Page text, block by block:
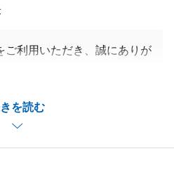
を読む
ご利用いただき、誠にありが
す。
ございましたら、ご相談いた